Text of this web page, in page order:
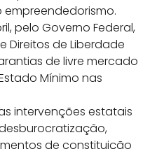
pelo Governo Federal,
Direitos de Liberdade
de livre mercado
Mínimo nas
intervenções estatais
de constituição